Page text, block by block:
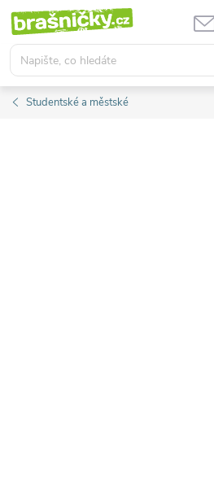
Přejít
obsah
Studentské a městské